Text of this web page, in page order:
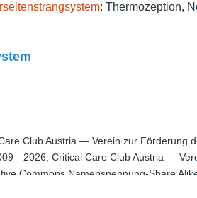
: Thermozeption,
Club Austria — Verein zur Förderung
Critical Care Club Austria —
Commons Namensnennung-Share